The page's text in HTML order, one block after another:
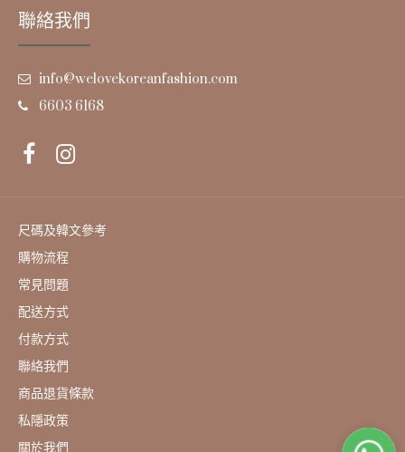
聯絡我們
info@welovekoreanfashion.com
6603 6168
尺碼及韓文參考
購物流程
常見問題
配送方式
付款方式
聯絡我們
商品退貨條款
私隱政策
關於我們